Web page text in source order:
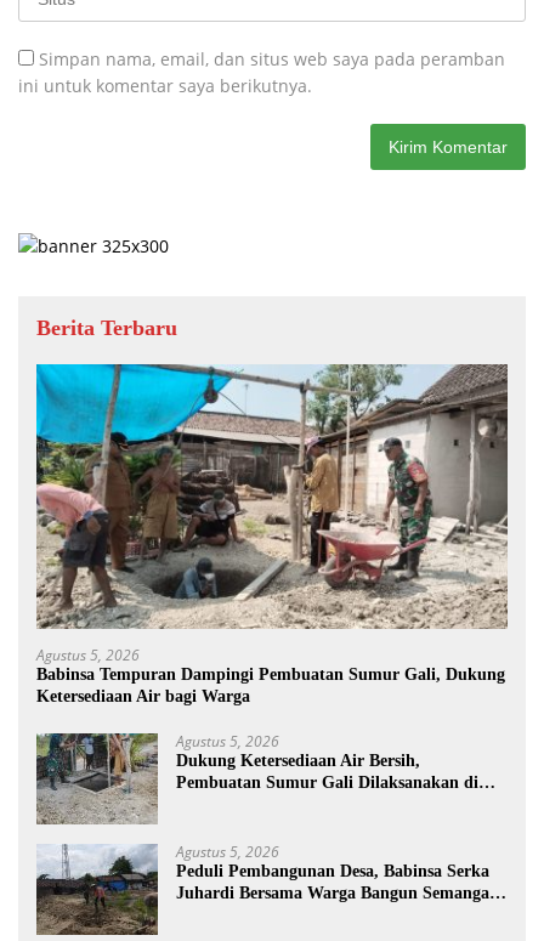
Simpan nama, email, dan situs web saya pada peramban
ini untuk komentar saya berikutnya.
Berita Terbaru
Agustus 5, 2026
Babinsa Tempuran Dampingi Pembuatan Sumur Gali, Dukung
Ketersediaan Air bagi Warga
Agustus 5, 2026
Dukung Ketersediaan Air Bersih,
Pembuatan Sumur Gali Dilaksanakan di
Agustus 5, 2026
Peduli Pembangunan Desa, Babinsa Serka
Juhardi Bersama Warga Bangun Semangat